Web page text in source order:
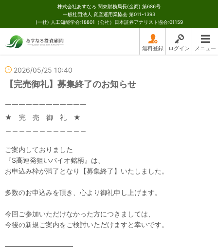
株式会社あすなろ 関東財務局長(金商) 第686号
一般社団法人 資産運用業協会 第011-1393
(一社) 人工知能学会:18801（公社）日本証券アナリスト協会:01159
無料登録 ログイン メニュー
2026/05/25 10:40
【完売御礼】募集終了のお知らせ
￣￣￣￣￣￣￣￣￣￣￣￣
★ 完 売 御 礼 ★
ご案内しておりました
『S高連発狙いバイオ銘柄』は、
お申込み枠が満了となり【募集終了】いたしました。
多数のお申込みを頂き、心より御礼申し上げます。
今回ご参加いただけなかった方につきましては、
今後の新規ご案内をご検討いただけますと幸いです。
――――――――――